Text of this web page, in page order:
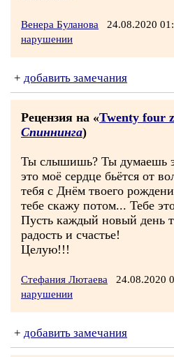
Венера Буланова 24.08.2020
нарушении
+ добавить замечания
Рецензия на «Twenty four
Спиннинга)
Ты слышишь? Ты думаешь
это моё сердце бьётся от
тебя с Днём твоего
тебе скажу потом... Тебе
Пусть каждый новый день
радость и счастье!
Целую!!!
Стефания Лютаева 24.08.2020
нарушении
+ добавить замечания